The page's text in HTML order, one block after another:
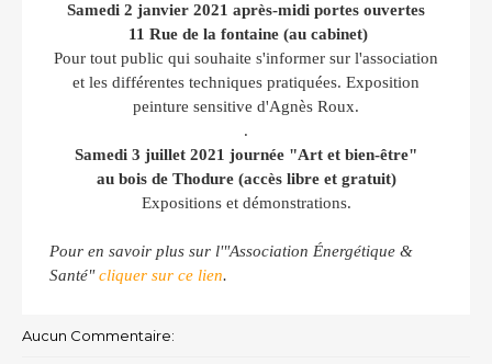
Samedi 2 janvier 2021 après-midi portes ouvertes
11 Rue de la fontaine (au cabinet)
Pour tout public qui souhaite s'informer sur l'association
et les différentes techniques pratiquées. Exposition
peinture sensitive d'Agnès Roux.
.
Samedi 3 juillet 2021 journée "Art et bien-être"
au bois de Thodure (accès libre et gratuit)
Expositions et démonstrations.
Pour en savoir plus sur l'"Association Énergétique &
Santé"cliquer sur ce lien.
Aucun Commentaire: